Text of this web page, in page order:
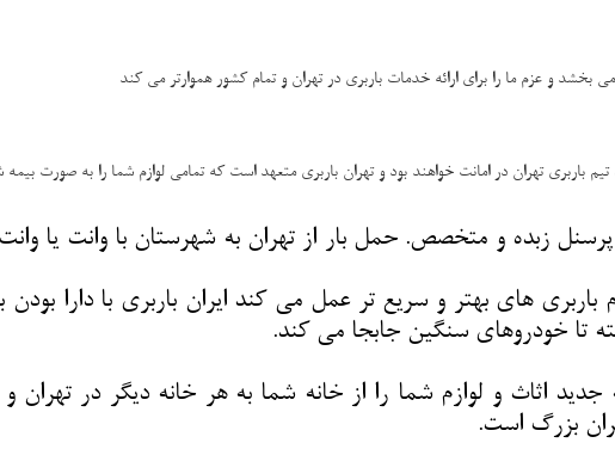
بخشد و عزم ما را برای ارائه خدمات باربری در تهران و تمام کشور هموارتر می کند
باربری تهران در امانت خواهند بود و تهران باربری متعهد است که تمامی لوازم شما را به صورت
پرسنل زبده و متخصص. حمل بار از تهران به شهرستان با وانت یا
تا خودروهای سنگین جابجا می کند.
جدید اثاث و لوازم شما را از خانه شما به هر خانه دیگر در
بزرگ است.